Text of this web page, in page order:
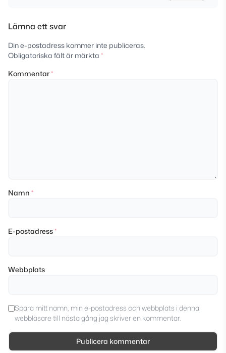
Lämna ett svar
Din e-postadress kommer inte publiceras.
Obligatoriska fält är märkta *
Kommentar*
Namn *
E-postadress*
Webbplats
Spara mitt namn, min e-postadress och webbplats i denna
webbläsare till nästa gång jag skriver en kommentar.